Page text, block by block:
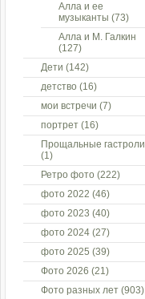
Алла и ее
музыканты (73)
Алла и М. Галкин
(127)
Дети (142)
детство (16)
мои встречи (7)
портрет (16)
Прощальные гастроли
(1)
Ретро фото (222)
фото 2022 (46)
фото 2023 (40)
фото 2024 (27)
фото 2025 (39)
Фото 2026 (21)
Фото разных лет (903)